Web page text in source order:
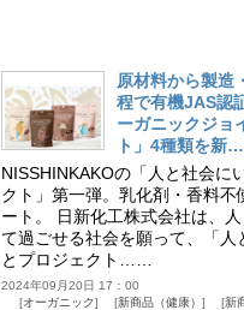
原材料から製造
程で有機JAS認
ーガニックジョ
ト」4種類を新…
NISSHINKAKOの「人と社会に
クト」第一弾。乳化剤・香料不
ート。 日新化工株式会社は、
て過ごせる社会を願って、「人
とプロジェクト……
2024年09月20日 17：00
オーガニック
新商品（健康）
新